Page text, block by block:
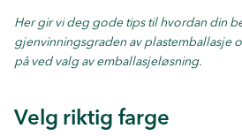
Her gir vi deg gode tips til hvordan din
gjenvinningsgraden av plastemballasje
på ved valg av emballasjeløsning.
Velg riktig farge